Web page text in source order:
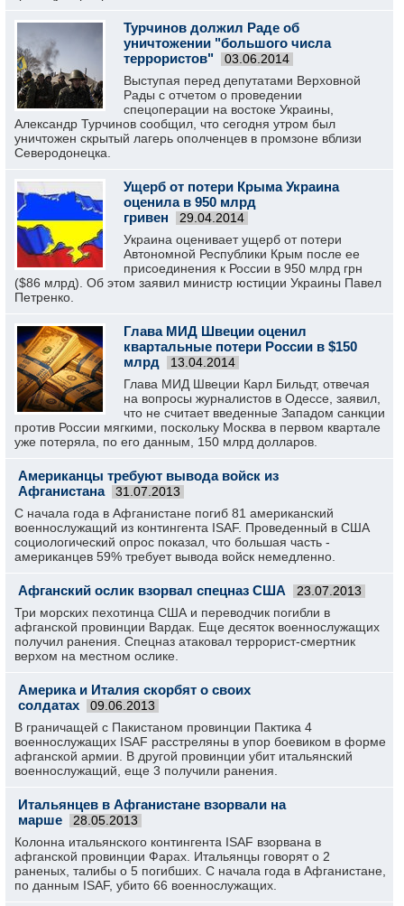
Турчинов должил Раде об
уничтожении "большого числа
террористов"
03.06.2014
Выступая перед депутатами Верховной
Рады с отчетом о проведении
спецоперации на востоке Украины,
Александр Турчинов сообщил, что сегодня утром был
уничтожен скрытый лагерь ополченцев в промзоне вблизи
Северодонецка.
Ущерб от потери Крыма Украина
оценила в 950 млрд
гривен
29.04.2014
Украина оценивает ущерб от потери
Автономной Республики Крым после ее
присоединения к России в 950 млрд грн
($86 млрд). Об этом заявил министр юстиции Украины Павел
Петренко.
Глава МИД Швеции оценил
квартальные потери России в $150
млрд
13.04.2014
Глава МИД Швеции Карл Бильдт, отвечая
на вопросы журналистов в Одессе, заявил,
что не считает введенные Западом санкции
против России мягкими, поскольку Москва в первом квартале
уже потеряла, по его данным, 150 млрд долларов.
Американцы требуют вывода войск из
Афганистана
31.07.2013
С начала года в Афганистане погиб 81 американский
военнослужащий из контингента ISAF. Проведенный в США
социологический опрос показал, что большая часть -
американцев 59% требует вывода войск немедленно.
Афганский ослик взорвал спецназ США 23.07.2013
Три морских пехотинца США и переводчик погибли в
афганской провинции Вардак. Еще десяток военнослужащих
получил ранения. Спецназ атаковал террорист-смертник
верхом на местном ослике.
Америка и Италия скорбят о своих
солдатах
09.06.2013
В граничащей с Пакистаном провинции Пактика 4
военнослужащих ISAF расстреляны в упор боевиком в форме
афганской армии. В другой провинции убит итальянский
военнослужащий, еще 3 получили ранения.
Итальянцев в Афганистане взорвали на
марше
28.05.2013
Колонна итальянского контингента ISAF взорвана в
афганской провинции Фарах. Итальянцы говорят о 2
раненых, талибы о 5 погибших. С начала года в Афганистане,
по данным ISAF, убито 66 военнослужащих.